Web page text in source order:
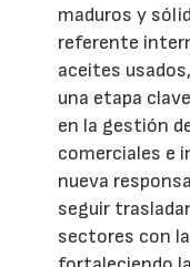
maduros y
referente
aceites
una etapa
en la gestión
comerciales e
nueva
seguir
sectores con